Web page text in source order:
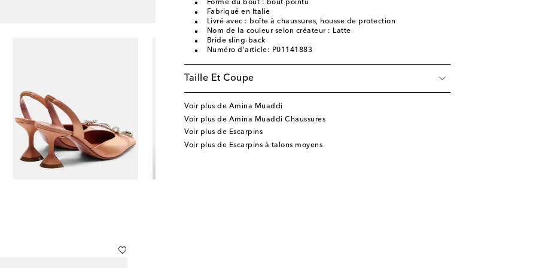
Forme du bout : bout pointu
Fabriqué en Italie
Livré avec : boîte à chaussures, housse de protection
Nom de la couleur selon créateur : Latte
Bride sling-back
Numéro d'article: P01141883
Taille Et Coupe
Voir plus de Amina Muaddi
Voir plus de Amina Muaddi Chaussures
Voir plus de Escarpins
Voir plus de Escarpins à talons moyens